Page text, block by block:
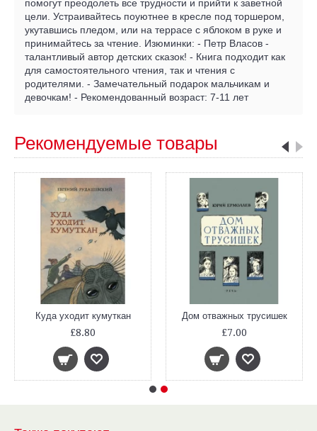
помогут преодолеть все трудности и прийти к заветной
цели. Устраивайтесь поуютнее в кресле под торшером,
укутавшись пледом, или на террасе с яблоком в руке и
принимайтесь за чтение. Изюминки: - Петр Власов -
талантливый автор детских сказок! - Книга подходит как
для самостоятельного чтения, так и чтения с
родителями. - Замечательный подарок мальчикам и
девочкам! - Рекомендованный возраст: 7-11 лет
Рекомендуемые товары
Куда уходит кумуткан
£8.80
Дом отважных трусишек
£7.00